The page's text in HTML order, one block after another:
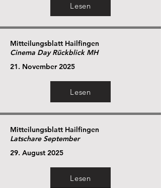
Lesen
Mitteilungsblatt Hailfingen
Cinema Day Rückblick MH
21. November 2025
Lesen
Mitteilungsblatt Hailfingen
Latschare September
29. August 2025
Lesen